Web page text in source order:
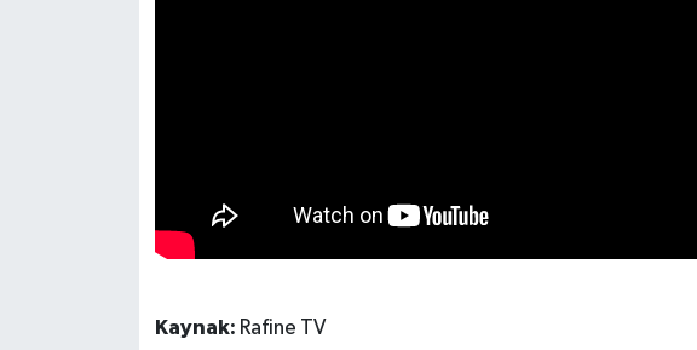
Kaynak: Rafine TV